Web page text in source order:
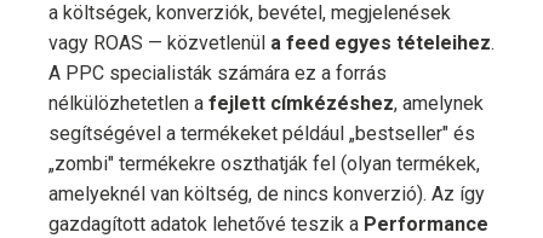
a költségek, konverziók, bevétel, megjelenések
vagy ROAS — közvetlenül a feed egyes tételeihez.
A PPC specialisták számára ez a forrás
nélkülözhetetlen a fejlett címkézéshez, amelynek
segítségével a termékeket például „bestseller" és
„zombi" termékekre oszthatják fel (olyan termékek,
amelyeknél van költség, de nincs konverzió). Az így
gazdagított adatok lehetővé teszik a Performance